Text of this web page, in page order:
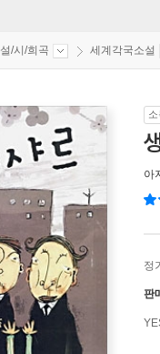
/시/희곡 세계각국소설
아
정
판